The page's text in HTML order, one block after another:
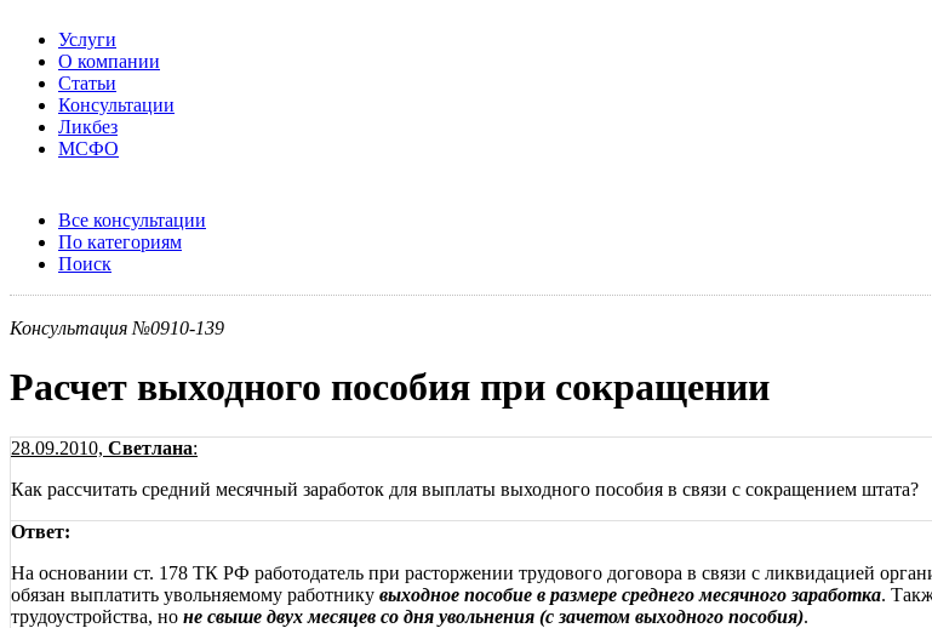
Услуги
О компании
Статьи
Консультации
Ликбез
МСФО
Все консультации
По категориям
Поиск
Консультация №0910-139
Расчет выходного пособия при сокращении
28.09.2010, Светлана:
Как рассчитать средний месячный заработок для выплаты выходного пособия в связи с сокращением штата?
Ответ:
На основании ст. 178 ТК РФ работодатель при расторжении трудового договора в связи с ликвидацией
обязан выплатить увольняемому работнику выходное пособие в размере среднего месячного заработка.
трудоустройства, но не свыше двух месяцев со дня увольнения (с зачетом выходного пособия).